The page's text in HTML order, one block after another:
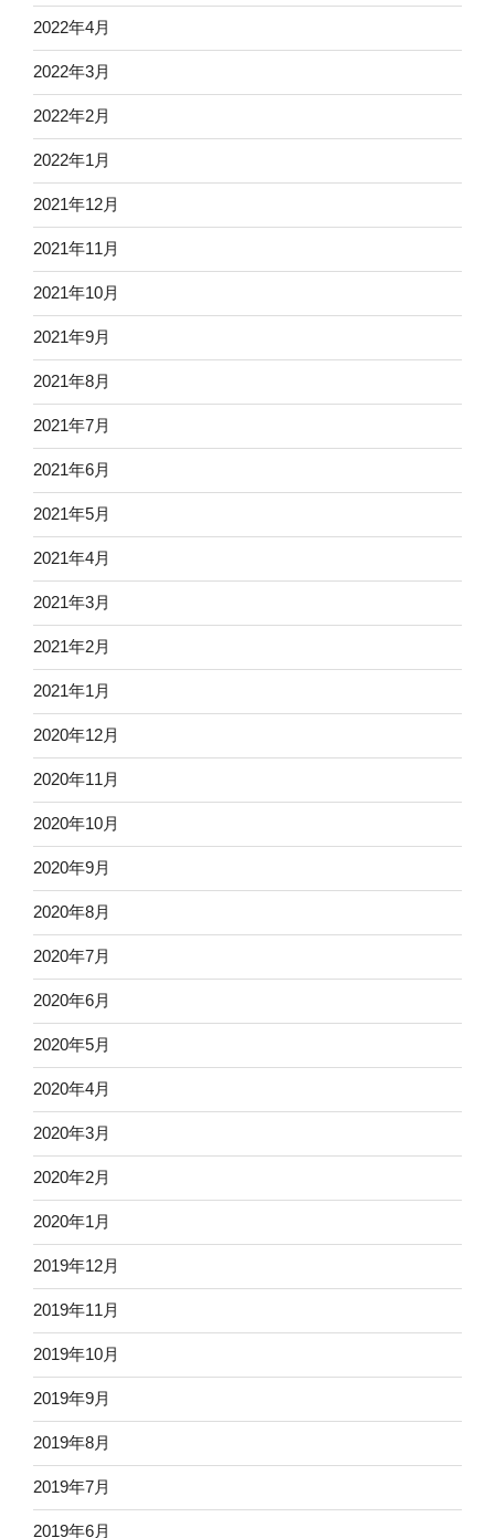
2022年4月
2022年3月
2022年2月
2022年1月
2021年12月
2021年11月
2021年10月
2021年9月
2021年8月
2021年7月
2021年6月
2021年5月
2021年4月
2021年3月
2021年2月
2021年1月
2020年12月
2020年11月
2020年10月
2020年9月
2020年8月
2020年7月
2020年6月
2020年5月
2020年4月
2020年3月
2020年2月
2020年1月
2019年12月
2019年11月
2019年10月
2019年9月
2019年8月
2019年7月
2019年6月